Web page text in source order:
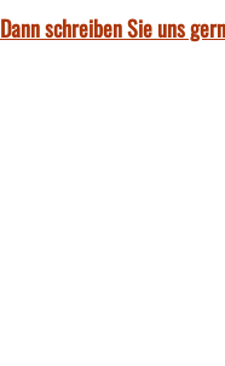
schreiben Sie uns